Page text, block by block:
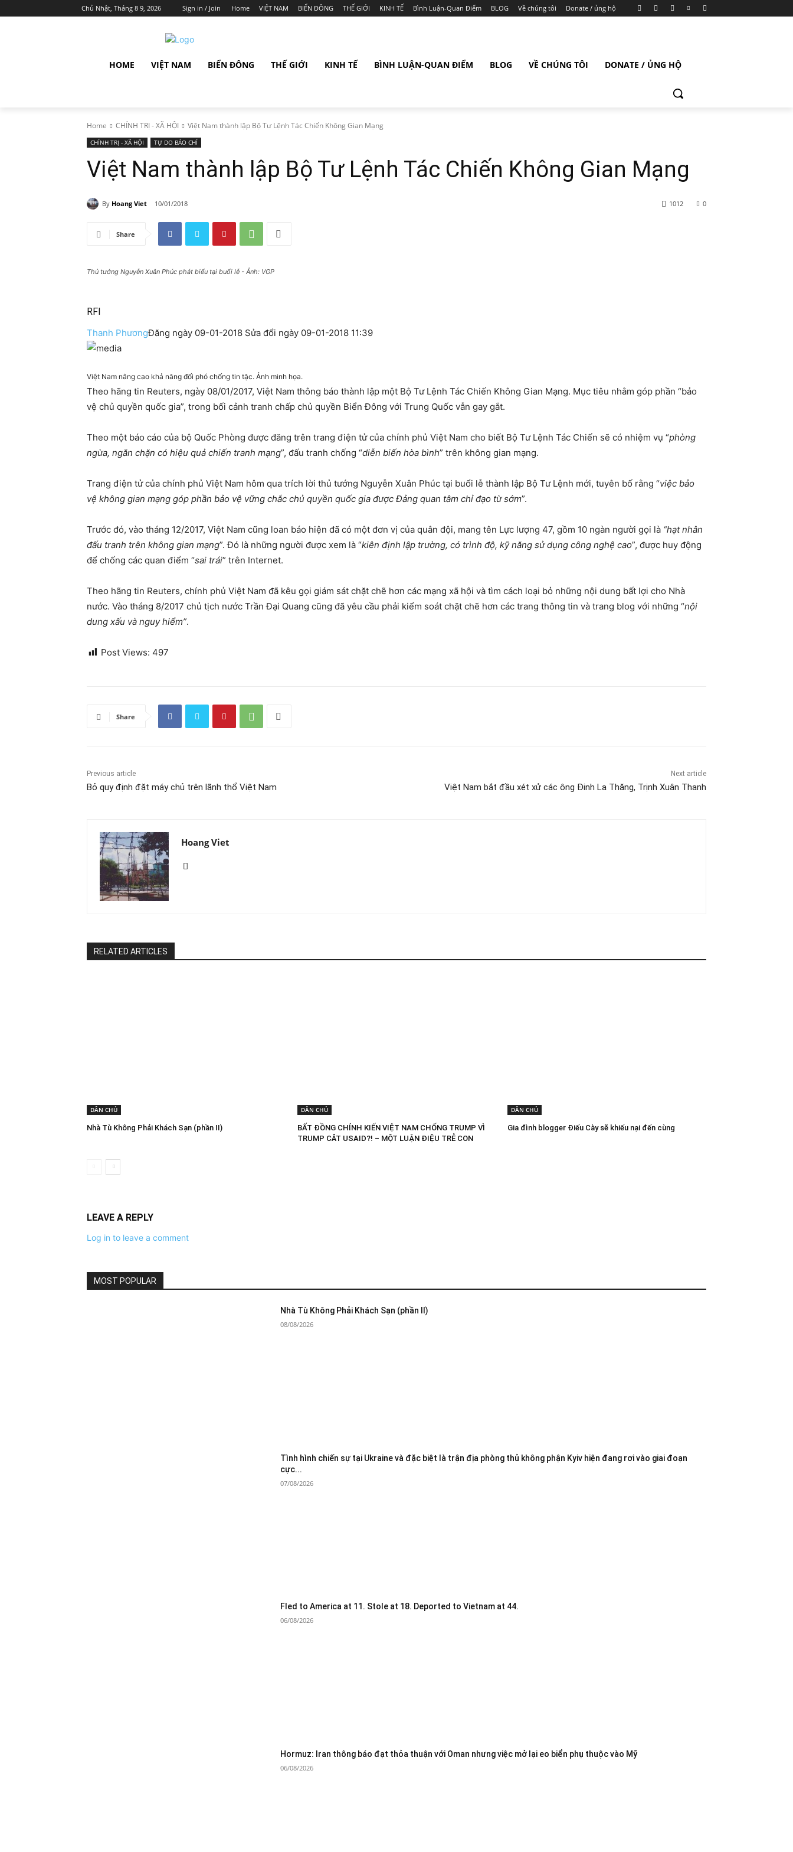
Chủ Nhật, Tháng 8 9, 2026 Sign in / Join Home VIỆT NAM BIỂN ĐÔNG THẾ GIỚI KINH TẾ Bình Luận-Quan Điểm BLOG Về chúng tôi Donate / ủng hộ
HOME VIỆT NAM BIỂN ĐÔNG THẾ GIỚI KINH TẾ BÌNH LUẬN-QUAN ĐIỂM BLOG VỀ CHÚNG TÔI DONATE / ỦNG HỘ
Home CHÍNH TRỊ - XÃ HỘI Việt Nam thành lập Bộ Tư Lệnh Tác Chiến Không Gian Mạng
CHÍNH TRỊ - XÃ HỘI TỰ DO BÁO CHÍ
Việt Nam thành lập Bộ Tư Lệnh Tác Chiến Không Gian Mạng
By Hoang Viet 10/01/2018 0
1012
Share
Thủ tướng Nguyễn Xuân Phúc phát biểu tại buổi lễ - Ảnh: VGP
RFI
Thanh PhươngĐăng ngày 09-01-2018 Sửa đổi ngày 09-01-2018 11:39
Việt Nam nâng cao khả năng đối phó chống tin tặc. Ảnh minh họa.
Theo hãng tin Reuters, ngày 08/01/2017, Việt Nam thông báo thành lập một Bộ Tư Lệnh Tác Chiến Không Gian Mạng. Mục tiêu nhằm góp phần “bảo
vệ chủ quyền quốc gia”, trong bối cảnh tranh chấp chủ quyền Biển Đông với Trung Quốc vẫn gay gắt.
Theo một báo cáo của bộ Quốc Phòng được đăng trên trang điện tử của chính phủ Việt Nam cho biết Bộ Tư Lệnh Tác Chiến sẽ có nhiệm vụ “phòng
ngừa, ngăn chặn có hiệu quả chiến tranh mạng”, đấu tranh chống “diễn biến hòa bình” trên không gian mạng.
Trang điện tử của chính phủ Việt Nam hôm qua trích lời thủ tướng Nguyễn Xuân Phúc tại buổi lễ thành lập Bộ Tư Lệnh mới, tuyên bố rằng “việc bảo
vệ không gian mạng góp phần bảo vệ vững chắc chủ quyền quốc gia được Đảng quan tâm chỉ đạo từ sớm”.
Trước đó, vào tháng 12/2017, Việt Nam cũng loan báo hiện đã có một đơn vị của quân đội, mang tên Lực lượng 47, gồm 10 ngàn người gọi là “hạt nhân
đấu tranh trên không gian mạng”. Đó là những người được xem là “kiên định lập trường, có trình độ, kỹ năng sử dụng công nghệ cao”, được huy động
để chống các quan điểm “sai trái” trên Internet.
Theo hãng tin Reuters, chính phủ Việt Nam đã kêu gọi giám sát chặt chẽ hơn các mạng xã hội và tìm cách loại bỏ những nội dung bất lợi cho Nhà
nước. Vào tháng 8/2017 chủ tịch nước Trần Đại Quang cũng đã yêu cầu phải kiểm soát chặt chẽ hơn các trang thông tin và trang blog với những “nội
dung xấu và nguy hiểm”.
Post Views: 497
Share
Previous article
Bỏ quy định đặt máy chủ trên lãnh thổ Việt Nam
Next article
Việt Nam bắt đầu xét xử các ông Đinh La Thăng, Trịnh Xuân Thanh
Hoang Viet
RELATED ARTICLES
DÂN CHỦ
Nhà Tù Không Phải Khách Sạn (phần II)
DÂN CHỦ
BẤT ĐỒNG CHÍNH KIẾN VIỆT NAM CHỐNG TRUMP VÌ
TRUMP CẮT USAID?! – MỘT LUẬN ĐIỆU TRẺ CON
DÂN CHỦ
Gia đình blogger Điếu Cày sẽ khiếu nại đến cùng
LEAVE A REPLY
Log in to leave a comment
MOST POPULAR
Nhà Tù Không Phải Khách Sạn (phần II)
08/08/2026
Tình hình chiến sự tại Ukraine và đặc biệt là trận địa phòng thủ không phận Kyiv hiện đang rơi vào giai đoạn
cực...
07/08/2026
Fled to America at 11. Stole at 18. Deported to Vietnam at 44.
06/08/2026
Hormuz: Iran thông báo đạt thỏa thuận với Oman nhưng việc mở lại eo biển phụ thuộc vào Mỹ
06/08/2026